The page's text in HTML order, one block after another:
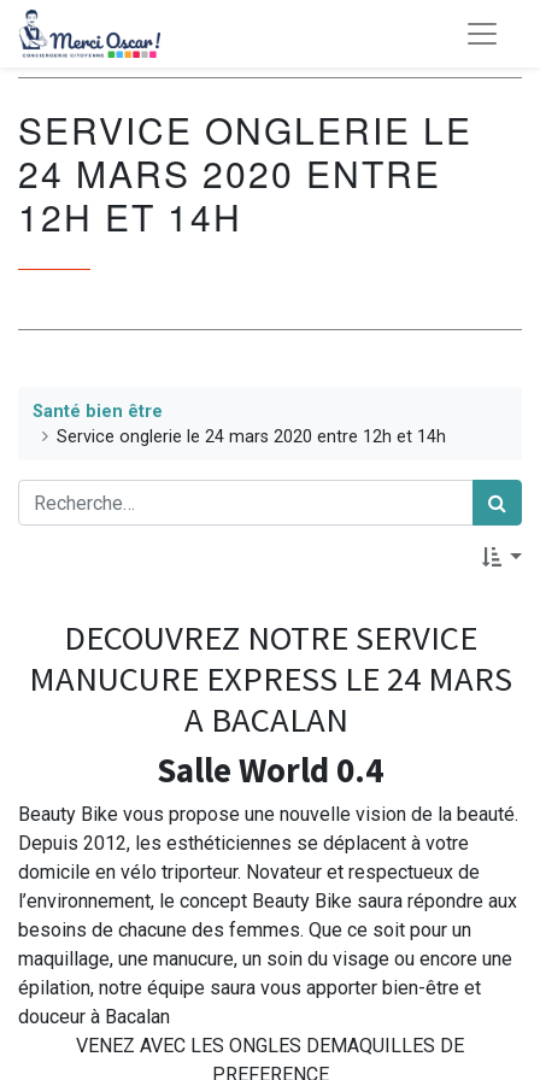
SERVICE ONGLERIE LE
24 MARS 2020 ENTRE
12H ET 14H
Santé bien être
Service onglerie le 24 mars 2020 entre 12h et 14h
DECOUVREZ NOTRE SERVICE
MANUCURE EXPRESS LE 24 MARS
A BACALAN
Salle World 0.4
Beauty Bike vous propose une nouvelle vision de la beauté.
Depuis 2012, les esthéticiennes se déplacent à votre
domicile en vélo triporteur. Novateur et respectueux de
l’environnement, le concept Beauty Bike saura répondre aux
besoins de chacune des femmes. Que ce soit pour un
maquillage, une manucure, un soin du visage ou encore une
épilation, notre équipe saura vous apporter bien-être et
douceur à Bacalan
VENEZ AVEC LES ONGLES DEMAQUILLES DE
PREFERENCE